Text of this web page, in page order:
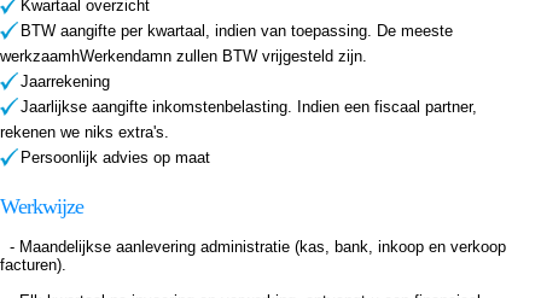
Kwartaal overzicht
BTW aangifte per kwartaal, indien van toepassing. De meeste
werkzaamhWerkendamn zullen BTW vrijgesteld zijn.
Jaarrekening
Jaarlijkse aangifte inkomstenbelasting. Indien een fiscaal partner,
rekenen we niks extra's.
Persoonlijk advies op maat
Werkwijze
- Maandelijkse aanlevering administratie (kas, bank, inkoop en verkoop
facturen).